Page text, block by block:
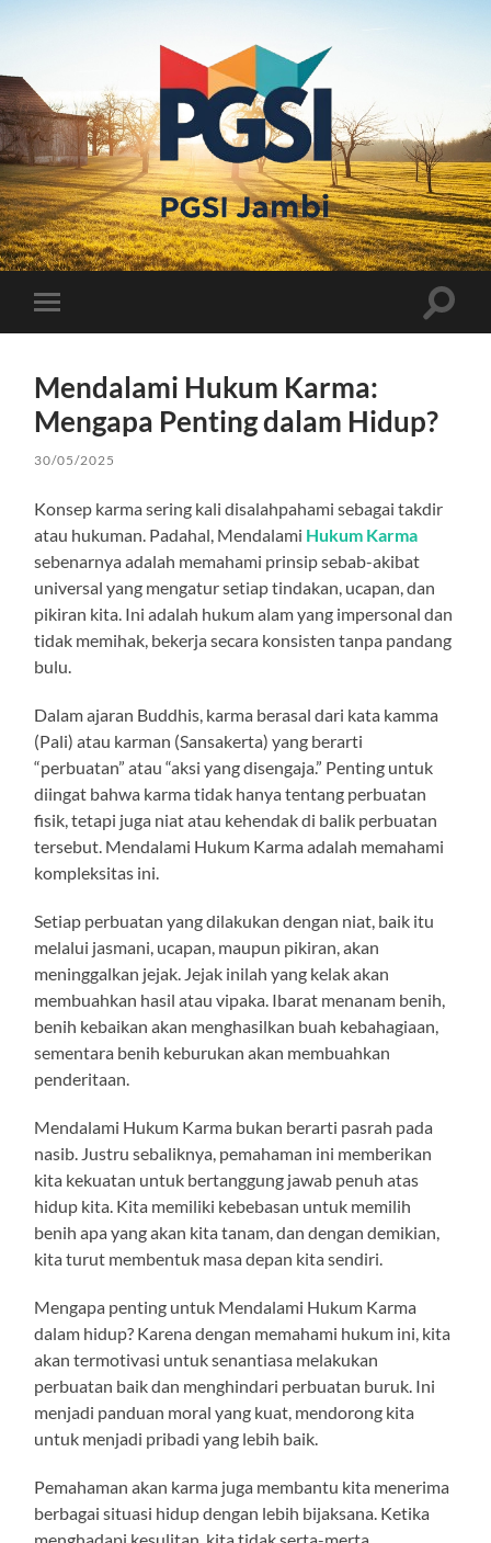
PGSI
JAMBI
Toggle
mobile
Toggle
Mendalami Hukum Karma:
Mengapa Penting dalam Hidup?
30/05/2025
Konsep karma sering kali disalahpahami sebagai takdir
atau hukuman. Padahal, Mendalami Hukum Karma
sebenarnya adalah memahami prinsip sebab-akibat
universal yang mengatur setiap tindakan, ucapan, dan
pikiran kita. Ini adalah hukum alam yang impersonal dan
tidak memihak, bekerja secara konsisten tanpa pandang
bulu.
Dalam ajaran Buddhis, karma berasal dari kata kamma
(Pali) atau karman (Sansakerta) yang berarti
“perbuatan” atau “aksi yang disengaja.” Penting untuk
diingat bahwa karma tidak hanya tentang perbuatan
fisik, tetapi juga niat atau kehendak di balik perbuatan
tersebut. Mendalami Hukum Karma adalah memahami
kompleksitas ini.
Setiap perbuatan yang dilakukan dengan niat, baik itu
melalui jasmani, ucapan, maupun pikiran, akan
meninggalkan jejak. Jejak inilah yang kelak akan
membuahkan hasil atau vipaka. Ibarat menanam benih,
benih kebaikan akan menghasilkan buah kebahagiaan,
sementara benih keburukan akan membuahkan
penderitaan.
Mendalami Hukum Karma bukan berarti pasrah pada
nasib. Justru sebaliknya, pemahaman ini memberikan
kita kekuatan untuk bertanggung jawab penuh atas
hidup kita. Kita memiliki kebebasan untuk memilih
benih apa yang akan kita tanam, dan dengan demikian,
kita turut membentuk masa depan kita sendiri.
Mengapa penting untuk Mendalami Hukum Karma
dalam hidup? Karena dengan memahami hukum ini, kita
akan termotivasi untuk senantiasa melakukan
perbuatan baik dan menghindari perbuatan buruk. Ini
menjadi panduan moral yang kuat, mendorong kita
untuk menjadi pribadi yang lebih baik.
Pemahaman akan karma juga membantu kita menerima
berbagai situasi hidup dengan lebih bijaksana. Ketika
menghadapi kesulitan, kita tidak serta-merta